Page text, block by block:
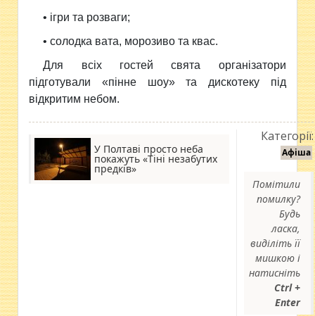
• ігри та розваги;
• солодка вата, морозиво та квас.
Для всіх гостей свята організатори
підготували «пінне шоу» та дискотеку під
відкритим небом.
У Полтаві просто неба
покажуть «Тіні незабутих
предків»
Категорії:
Афіша
Помітили
помилку?
Будь
ласка,
виділіть її
мишкою і
натисніть
Ctrl +
Enter